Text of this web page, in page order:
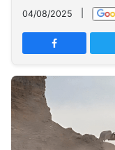
Network
PT
TREETAN
INDONESIA
Partner
04/08/2025